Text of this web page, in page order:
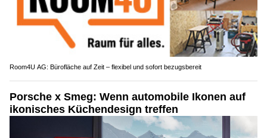
Room4U AG: Bürofläche auf Zeit – flexibel und sofort bezugsbereit
Porsche x Smeg: Wenn automobile Ikonen auf
ikonisches Küchendesign treffen